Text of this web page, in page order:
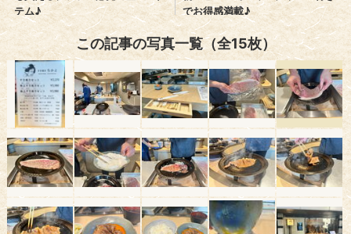
この記事の写真一覧（全15枚）